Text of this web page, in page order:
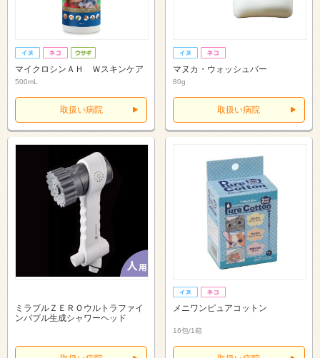
マイクロシンＡＨ Ｗスキンケア
500mL
取扱い病院
マヌカ・ウォッシュバー
80g
取扱い病院
ミラブルＺＥＲＯウルトラファイ
ンバブル生成シャワーヘッド
メニワンピュアコットン
16包/1箱